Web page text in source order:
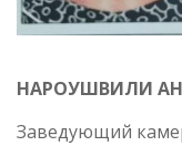
НАРОУШВИЛИ
Заведующий